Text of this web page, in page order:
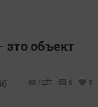
это объект
1227 0 0